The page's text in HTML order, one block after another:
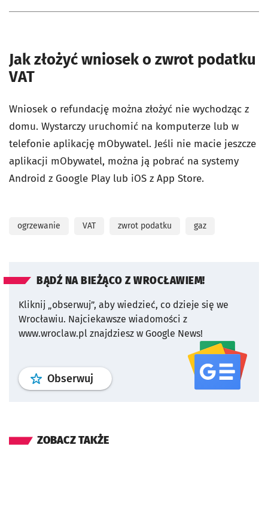
Jak złożyć wniosek o zwrot podatku
VAT
Wniosek o refundację można złożyć nie wychodząc z
domu. Wystarczy uruchomić na komputerze lub w
telefonie aplikację mObywatel. Jeśli nie macie jeszcze
aplikacji mObywatel, można ją pobrać na systemy
Android z Google Play lub iOS z App Store.
ogrzewanie VAT zwrot podatku gaz
BĄDŹ NA BIEŻĄCO Z WROCŁAWIEM!
Kliknij „obserwuj”, aby wiedzieć, co dzieje się we
Wrocławiu. Najciekawsze wiadomości z
www.wroclaw.pl znajdziesz w Google News!
Obserwuj profil serwisu
ZOBACZ TAKŻE